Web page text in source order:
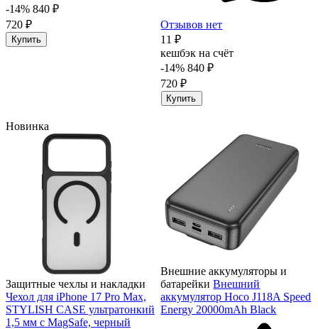
-14% 840 ₽
720 ₽
Купить
Отзывов нет
11 ₽
кешбэк на счёт
-14% 840 ₽
720 ₽
Купить
Новинка
Защитные чехлы и накладки
Чехол для iPhone 17 Pro Max,
STYLISH CASE ультратонкий
1,5 мм с MagSafe, черный
Внешние аккумуляторы и
батарейки Внешний
аккумулятор Hoco J118A Speed
Energy 20000mAh Black